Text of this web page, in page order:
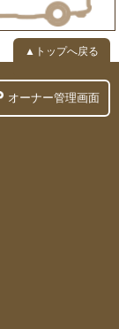
▲トップへ戻る
オーナー管理画面